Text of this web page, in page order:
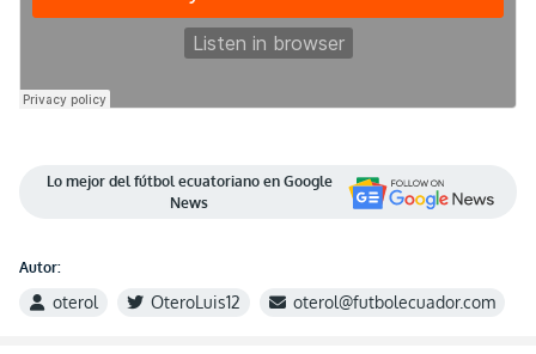
Lo mejor del fútbol ecuatoriano en Google
News
Autor:
oterol OteroLuis12 oterol@futbolecuador.com